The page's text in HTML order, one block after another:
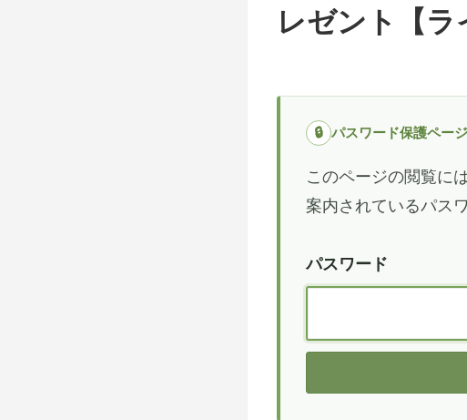
レゼント【ラ
🔒 パスワード保護ページ
このページの閲覧に
案内されているパス
パスワード